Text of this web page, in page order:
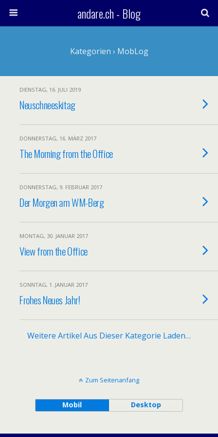
andare.ch - Blog
Kategorien › MobLog
DIENSTAG, 16. JULI 2019
Neuschneeskitag
DONNERSTAG, 16. MÄRZ 2017
The Morning from the Office
DONNERSTAG, 9. FEBRUAR 2017
Der Morgen am WM-Berg
MONTAG, 30. JANUAR 2017
View from the Office
SONNTAG, 1. JANUAR 2017
Frohes Neues Jahr!
Weitere Artikel Aus Dieser Kategorie Laden…
Zum Seitenanfang
Mobil Desktop